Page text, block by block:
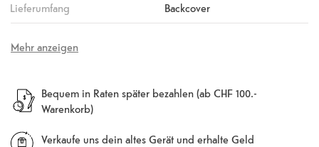
Lieferumfang Backcover
Mehr anzeigen
Bequem in Raten später bezahlen (ab CHF 100.-
Warenkorb)
Verkaufe uns dein altes Gerät und erhalte Geld